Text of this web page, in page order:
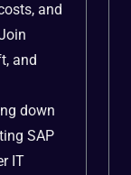
and
and
down
SAP
IT